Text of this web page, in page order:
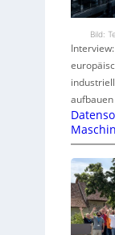
Bild:
aufbauen